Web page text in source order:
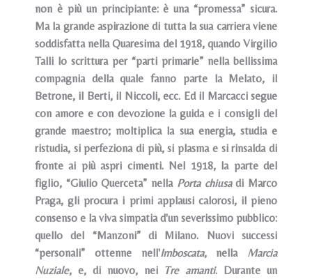
non è più un principiante: è una “promessa” sicura.
Ma la grande aspirazione di tutta la sua carriera viene
soddisfatta nella Quaresima del 1918, quando Virgilio
Talli lo scrittura per “parti primarie” nella bellissima
compagnia della quale fanno parte la Melato, il
Betrone, il Berti, il Niccoli, ecc. Ed il Marcacci segue
con amore e con devozione la guida e i consigli del
grande maestro; moltiplica la sua energia, studia e
ristudia, si perfeziona di più, si plasma e si rinsalda di
fronte ai più aspri cimenti. Nel 1918, la parte del
figlio, “Giulio Querceta” nella Porta chiusadi Marco
Praga, gli procura i primi applausi calorosi, il pieno
consenso e la viva simpatia d'un severissimo pubblico:
quello del “Manzoni” di Milano. Nuovi successi
“personali” ottenne nell'Imboscata, nella Marcia
Nuziale, e, di nuovo, nei Tre amanti. Durante un